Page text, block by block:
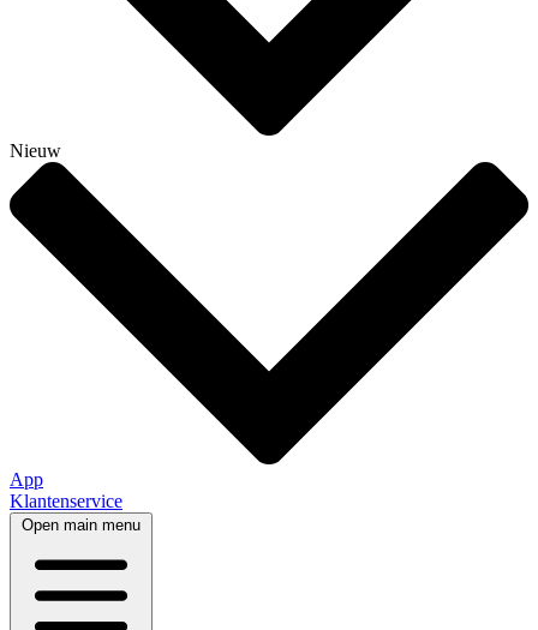
Nieuw
App
Klantenservice
Open main menu